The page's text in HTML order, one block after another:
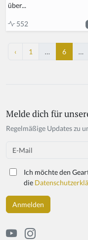
über...
552
‹ 1 … 6 …
Melde dich für
Regelmäßige Updates zu
Email
Ich möchte den
die